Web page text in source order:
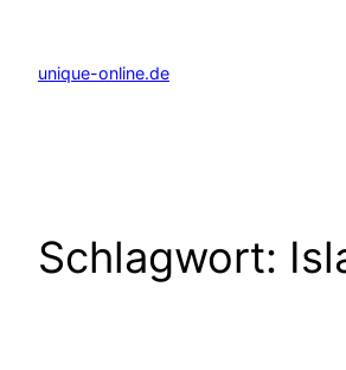
springen
unique-online.de
Schlagwort: